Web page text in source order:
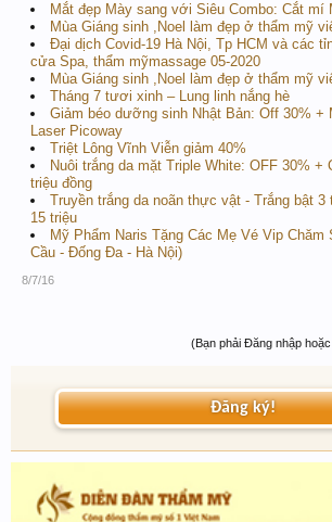
Mắt đẹp Mày sang với Siêu Combo: Cắt mí
Mùa Giáng sinh ,Noel làm đẹp ở thẩm mỹ
Đại dịch Covid-19 Hà Nội, Tp HCM và các
cửa Spa, thẩm mỹmassage 05-2020
Mùa Giáng sinh ,Noel làm đẹp ở thẩm mỹ
Tháng 7 tươi xinh – Lung linh nắng hè
Giảm béo dưỡng sinh Nhật Bản: Off 30% +
Laser Picoway
Triệt Lông Vĩnh Viễn giảm 40%
Nuôi trắng da mặt Triple White: OFF 30% +
triệu đồng
Truyền trắng da noãn thực vật - Trắng bật 3
15 triệu
Mỹ Phẩm Naris Tặng Các Mẹ Vé Vip Chăm
Cầu - Đống Đa - Hà Nội)
8/7/16
(Bạn phải Đăng nhập
Đăng ký!